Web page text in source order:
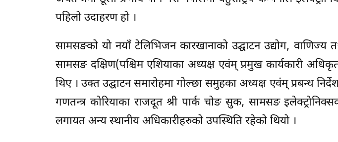
पहिलो उदाहरण हो ।
सामसङको यो नयाँ टेलिभिजन कारखानाको उद्घाटन उद्योग, वाणिज्य
सामसङ दक्षिण(पश्चिम एशियाका अध्यक्ष एवंम् प्रमुख कार्यकारी
थिए । उक्त उद्घाटन समारोहमा गोल्छा समुहका अध्यक्ष एवंम् प्रबन्ध
गणतन्त्र कोरियाका राजदूत श्री पार्क चोङ सुक, सामसङ
लगायत अन्य स्थानीय अधिकारीहरुको उपस्थिति रहेको थियो ।